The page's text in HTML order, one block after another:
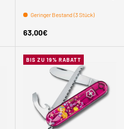
Geringer Bestand (3 Stück)
Normaler Preis
63,00€
BIS ZU 19% RABATT